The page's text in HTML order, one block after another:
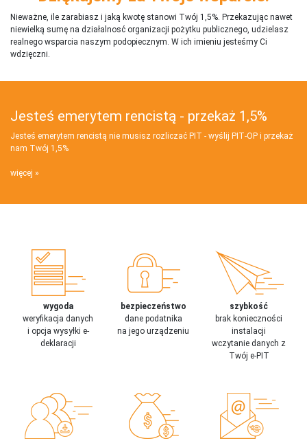
Nieważne, ile zarabiasz i jaką kwotę stanowi Twój 1,5%. Przekazując nawet
niewielką sumę na działalnosć organizacji pożytku publicznego, udzielasz
realnego wsparcia naszym podopiecznym. W ich imieniu jesteśmy Ci
wdzięczni.
Jesteś emerytem rencistą - przekaż 1,5%
Jesteś emerytem rencistą nie musisz rozliczać PIT - wyślij PIT‑OP i przekaż
nam Twój 1,5%
więcej
wygoda
weryfikacja danych
i opcja wysyłki e-
deklaracji
bezpieczeństwo
dane podatnika
na jego urządzeniu
szybkość
brak konieczności
instalacji
wczytanie danych z
Twój e-PIT